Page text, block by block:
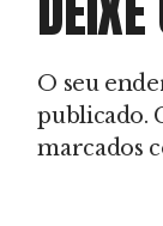
O seu
publicado.
marcados